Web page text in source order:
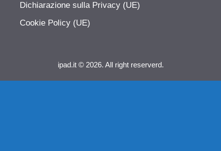
Dichiarazione sulla Privacy (UE)
Cookie Policy (UE)
ipad.it © 2026. All right reserverd.